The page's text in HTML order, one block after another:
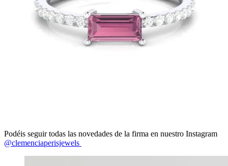
Podéis seguir todas las novedades de la firma en nuestro Instagram
@clemenciaperisjewels